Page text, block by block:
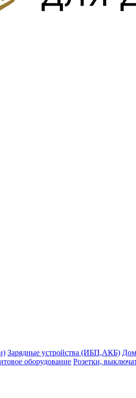
Зарядные устройства (ИБП,АКБ)
оборудование Розетки,